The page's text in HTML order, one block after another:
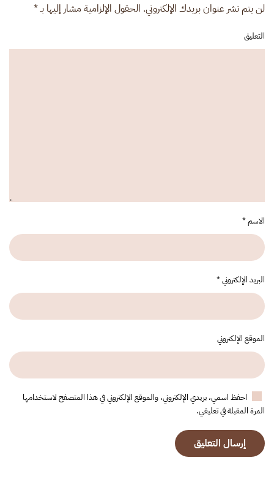
لن يتم نشر عنوان بريدك الإلكتروني. الحقول الإلزامية مشار إليها بـ*
التعليق
الاسم*
البريد الإلكتروني*
الموقع الإلكتروني
احفظ اسمي، بريدي الإلكتروني، والموقع الإلكتروني في هذا المتصفح لاستخدامها
المرة المقبلة في تعليقي.
إرسال التعليق